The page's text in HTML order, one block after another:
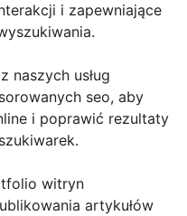
i zapewniające
naszych usług
seo, aby
i poprawić rezultaty
witryn
artykułów